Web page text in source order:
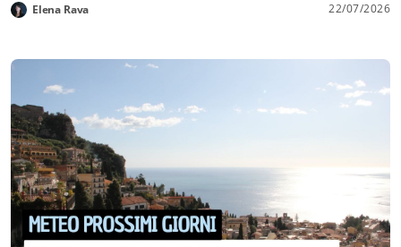
Elena Rava 22/07/2026